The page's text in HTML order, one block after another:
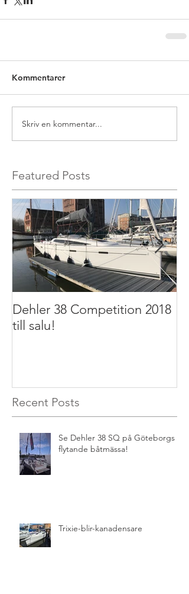
Kommentarer
Skriv en kommentar...
Featured Posts
Dehler 38 Competition 2018
till salu!
Recent Posts
Se Dehler 38 SQ på Göteborgs
flytande båtmässa!
Trixie-blir-kanadensare